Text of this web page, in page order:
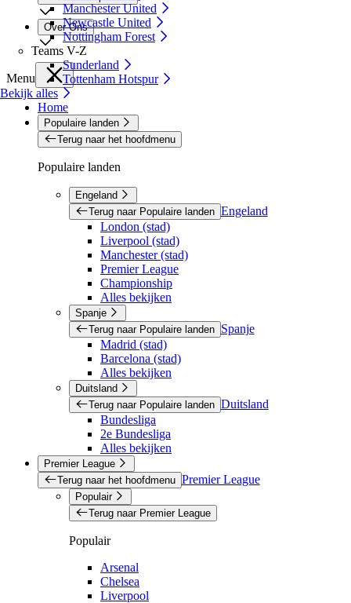
Manchester United
Newcastle United
Nottingham Forest
Teams V-Z
Sunderland
Tottenham Hotspur
Bekijk alles
Over Ons
Menu
Home
Populaire landen
Terug naar het hoofdmenu
Populaire landen
Engeland
Terug naar Populaire landen Engeland
London (stad)
Liverpool (stad)
Manchester (stad)
Premier League
Championship
Alles bekijken
Spanje
Terug naar Populaire landen
Spanje
Madrid (stad)
Barcelona (stad)
Alles bekijken
Duitsland
Terug naar Populaire landen Duitsland
Bundesliga
2e Bundesliga
Alles bekijken
Premier League
Terug naar het hoofdmenu Premier League
Populair
Terug naar Premier League
Populair
Arsenal
Chelsea
Liverpool